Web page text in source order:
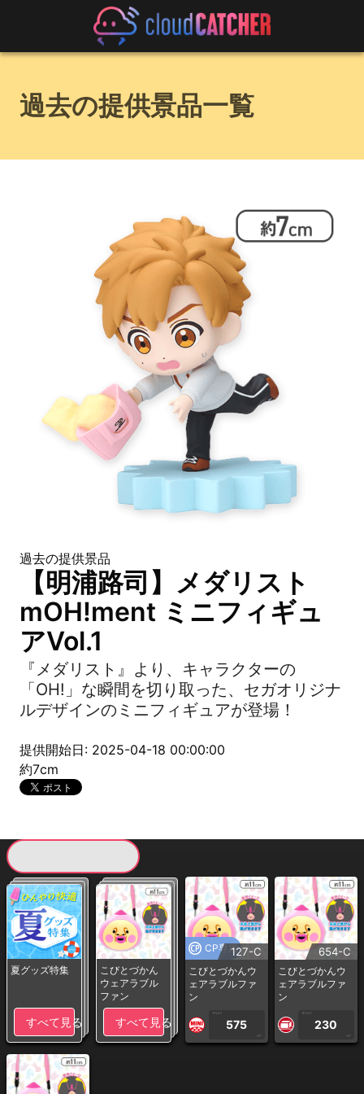
過去の提供景品一覧
過去の提供景品
【明浦路司】メダリスト
mOH!ment ミニフィギュ
アVol.1
『メダリスト』より、キャラクターの
「OH!」な瞬間を切り取った、セガオリジナ
ルデザインのミニフィギュアが登場！
提供開始日: 2025-04-18 00:00:00
約7cm
夏グッズ特集
すべて見る
こびとづかん
ウェアラブル
ファン
すべて見る
CP専用127-C
こびとづかんウ
ェアラブルファ
ン
1PLAY
575
CP
654-C
こびとづかんウ
ェアラブルファ
ン
1PLAY
230
CP